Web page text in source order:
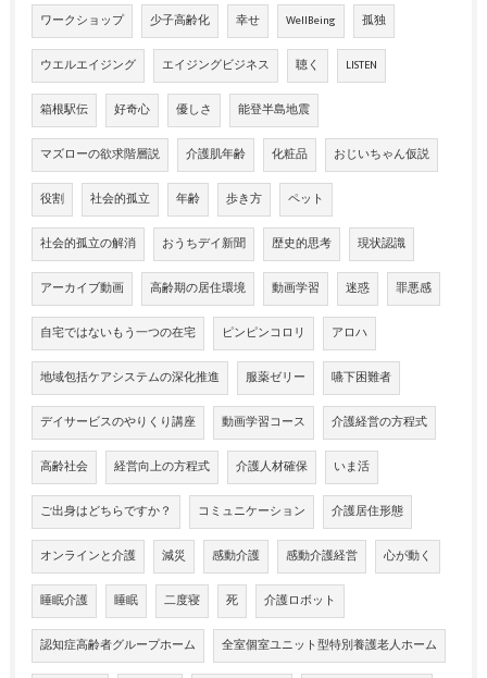
ワークショップ 少子高齢化 幸せ WellBeing 孤独
ウエルエイジング エイジングビジネス 聴く LISTEN
箱根駅伝 好奇心 優しさ 能登半島地震
マズローの欲求階層説 介護肌年齢 化粧品 おじいちゃん仮説
役割 社会的孤立 年齢 歩き方 ペット
社会的孤立の解消 おうちデイ新聞 歴史的思考 現状認識
アーカイブ動画 高齢期の居住環境 動画学習 迷惑 罪悪感
自宅ではないもう一つの在宅 ピンピンコロリ アロハ
地域包括ケアシステムの深化推進 服薬ゼリー 嚥下困難者
デイサービスのやりくり講座 動画学習コース 介護経営の方程式
高齢社会 経営向上の方程式 介護人材確保 いま活
ご出身はどちらですか？ コミュニケーション 介護居住形態
オンラインと介護 減災 感動介護 感動介護経営 心が動く
睡眠介護 睡眠 二度寝 死 介護ロボット
認知症高齢者グループホーム 全室個室ユニット型特別養護老人ホーム